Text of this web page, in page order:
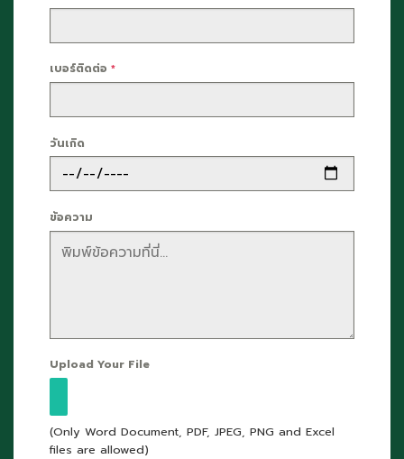
เบอร์ติดต่อ *
วันเกิด
ข้อความ
Upload Your File
(Only Word Document, PDF, JPEG, PNG and Excel
files are allowed)